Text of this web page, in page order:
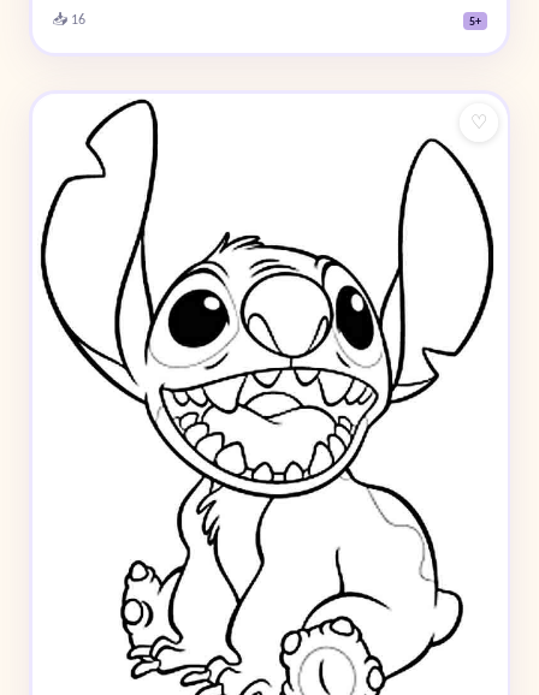
📥 16 5+
♡